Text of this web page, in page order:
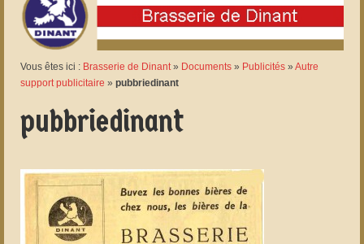
Vous êtes ici : Brasserie de Dinant» Documents » Publicités » Autre
support publicitaire » pubbriedinant
pubbriedinant